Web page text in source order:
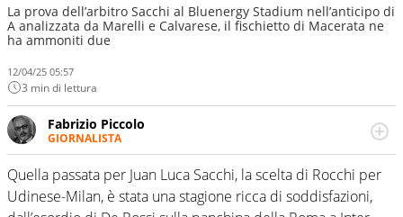
La prova dell’arbitro Sacchi al Bluenergy Stadium nell’anticipo di
A analizzata da Marelli e Calvarese, il fischietto di Macerata ne
ha ammoniti due
12/04/25 05:57
3 min di lettura
Fabrizio Piccolo
GIORNALISTA
Nella sua carriera ha seguito numerose manifestazioni
sportive e collaborato con agenzie e testate. Esperienza,
competenza, conoscenza e memoria storica. Si occupa
prevalentemente di calcio
Quella passata per Juan Luca Sacchi, la scelta di Rocchi per
Udinese-Milan, è stata una stagione ricca di soddisfazioni,